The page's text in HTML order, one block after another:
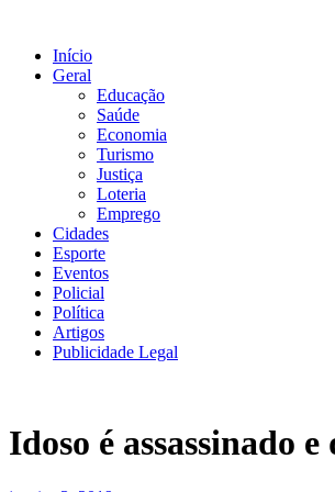
conteúdo
Início
Geral
Educação
Saúde
Economia
Turismo
Justiça
Loteria
Emprego
Cidades
Esporte
Eventos
Policial
Política
Artigos
Publicidade Legal
Idoso é assassinado